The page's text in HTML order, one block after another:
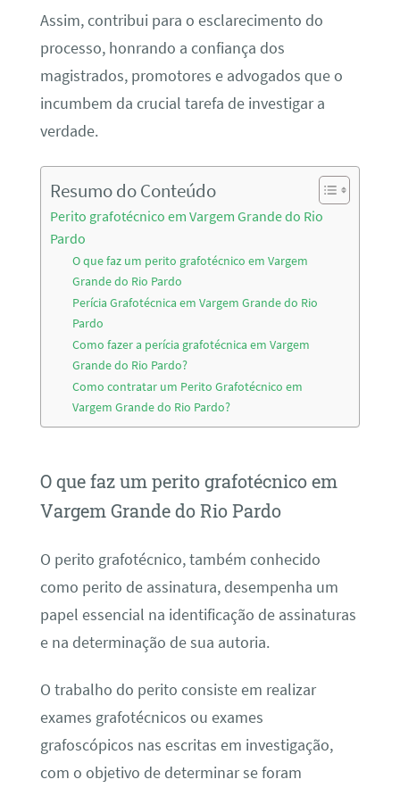
Assim, contribui para o esclarecimento do
processo, honrando a confiança dos
magistrados, promotores e advogados que o
incumbem da crucial tarefa de investigar a
verdade.
Resumo do Conteúdo
Perito grafotécnico em Vargem Grande do Rio
Pardo
O que faz um perito grafotécnico em Vargem
Grande do Rio Pardo
Perícia Grafotécnica em Vargem Grande do Rio
Pardo
Como fazer a perícia grafotécnica em Vargem
Grande do Rio Pardo?
Como contratar um Perito Grafotécnico em
Vargem Grande do Rio Pardo?
O que faz um perito grafotécnico em
Vargem Grande do Rio Pardo
O perito grafotécnico, também conhecido
como perito de assinatura, desempenha um
papel essencial na identificação de assinaturas
e na determinação de sua autoria.
O trabalho do perito consiste em realizar
exames grafotécnicos ou exames
grafoscópicos nas escritas em investigação,
com o objetivo de determinar se foram